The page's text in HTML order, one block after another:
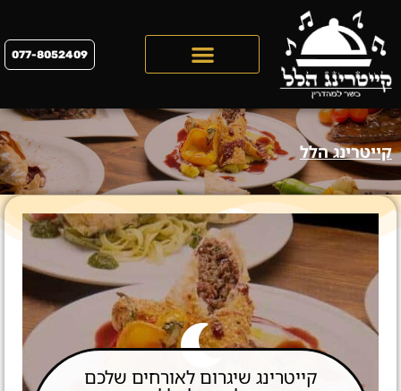
077-8052409
קייטרינג הלל
קייטרינג שיגרום לאורחים שלכם